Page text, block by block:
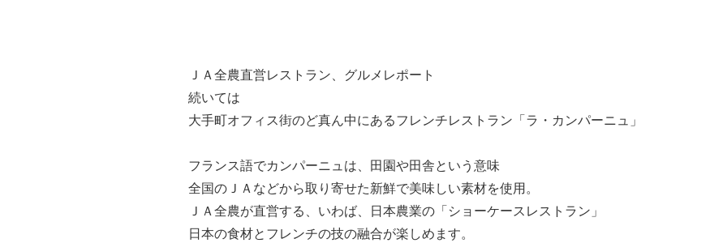
ＪＡ全農直営レストラン、グルメレポート
続いては
大手町オフィス街のど真ん中にあるフレンチレストラン「ラ・カンパーニュ」
フランス語でカンパーニュは、田園や田舎という意味
全国のＪＡなどから取り寄せた新鮮で美味しい素材を使用。
ＪＡ全農が直営する、いわば、日本農業の「ショーケースレストラン」
日本の食材とフレンチの技の融合が楽しめます。